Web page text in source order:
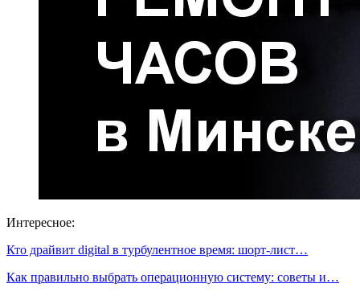
Интересное:
Кто драйвит digital в турбулентное время: шорт-лист…
Как правильно выбрать операционную систему: советы и…